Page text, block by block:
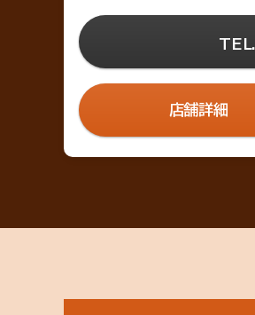
TEL.
店舗詳細